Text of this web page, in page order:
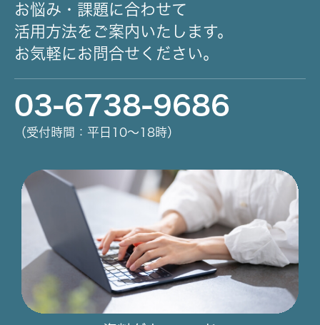
お悩み・課題に合わせて
活用方法をご案内いたします。
お気軽にお問合せください。
03-6738-9686
（受付時間：平日10～18時）